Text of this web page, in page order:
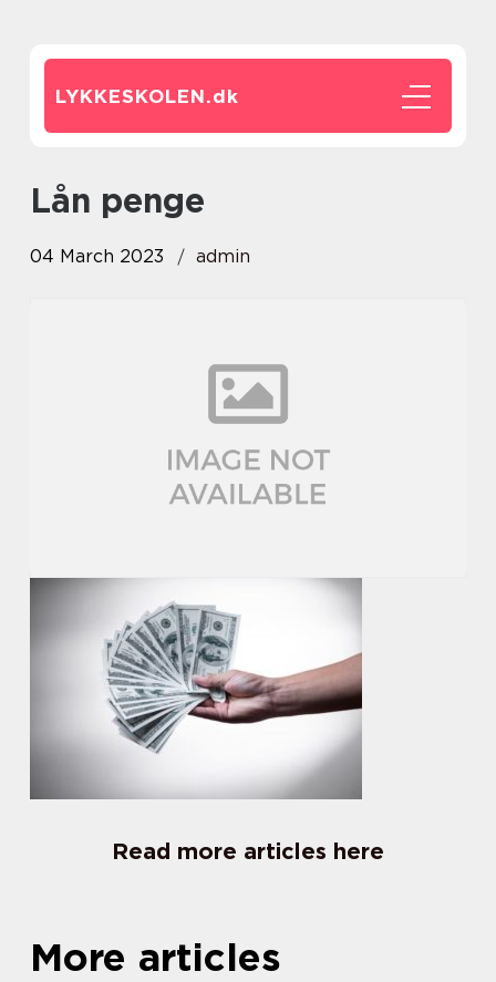
LYKKESKOLEN.dk
lån penge
04 March 2023 admin
Read more articles here
More articles